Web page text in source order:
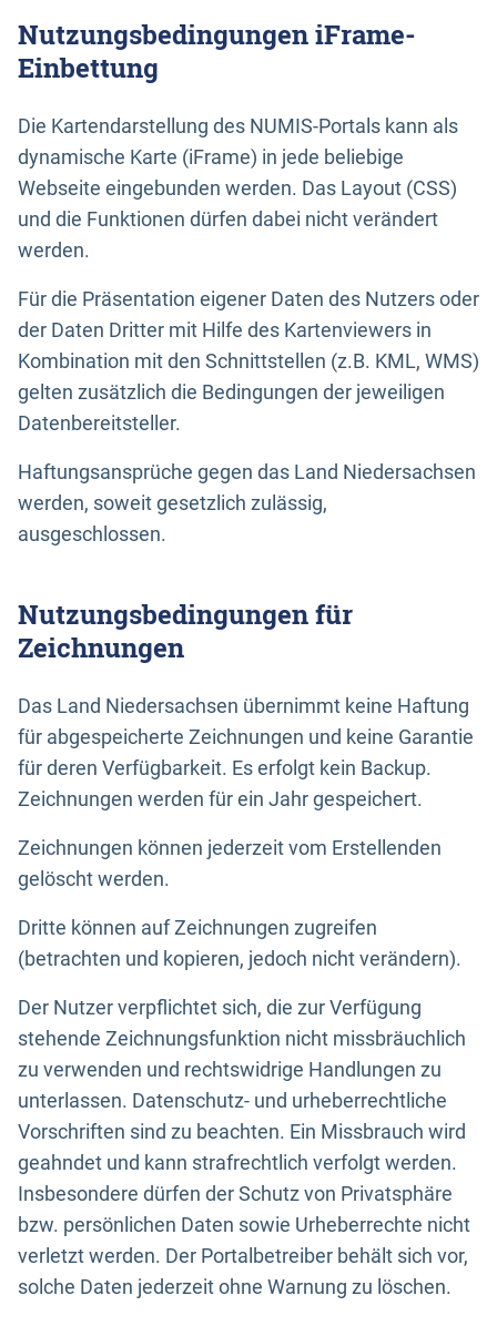
Nutzungsbedingungen iFrame-
Einbettung
Die Kartendarstellung des NUMIS-Portals kann als
dynamische Karte (iFrame) in jede beliebige
Webseite eingebunden werden. Das Layout (CSS)
und die Funktionen dürfen dabei nicht verändert
werden.
Für die Präsentation eigener Daten des Nutzers oder
der Daten Dritter mit Hilfe des Kartenviewers in
Kombination mit den Schnittstellen (z.B. KML, WMS)
gelten zusätzlich die Bedingungen der jeweiligen
Datenbereitsteller.
Haftungsansprüche gegen das Land Niedersachsen
werden, soweit gesetzlich zulässig,
ausgeschlossen.
Nutzungsbedingungen für
Zeichnungen
Das Land Niedersachsen übernimmt keine Haftung
für abgespeicherte Zeichnungen und keine Garantie
für deren Verfügbarkeit. Es erfolgt kein Backup.
Zeichnungen werden für ein Jahr gespeichert.
Zeichnungen können jederzeit vom Erstellenden
gelöscht werden.
Dritte können auf Zeichnungen zugreifen
(betrachten und kopieren, jedoch nicht verändern).
Der Nutzer verpflichtet sich, die zur Verfügung
stehende Zeichnungsfunktion nicht missbräuchlich
zu verwenden und rechtswidrige Handlungen zu
unterlassen. Datenschutz- und urheberrechtliche
Vorschriften sind zu beachten. Ein Missbrauch wird
geahndet und kann strafrechtlich verfolgt werden.
Insbesondere dürfen der Schutz von Privatsphäre
bzw. persönlichen Daten sowie Urheberrechte nicht
verletzt werden. Der Portalbetreiber behält sich vor,
solche Daten jederzeit ohne Warnung zu löschen.